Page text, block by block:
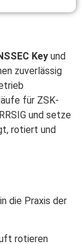
Key und
zuverlässig
für ZSK-
und setze
rotiert und
die Praxis der
rotieren